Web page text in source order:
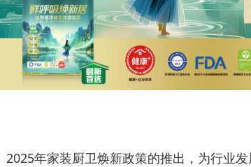
2025年家装厨卫焕新政策的推出，为行业